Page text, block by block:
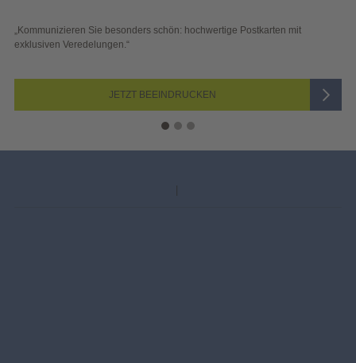
Sie besonders schön: hochwertige Postkarten mit
JETZT BEEINDRUCKEN
„Sichtbar und